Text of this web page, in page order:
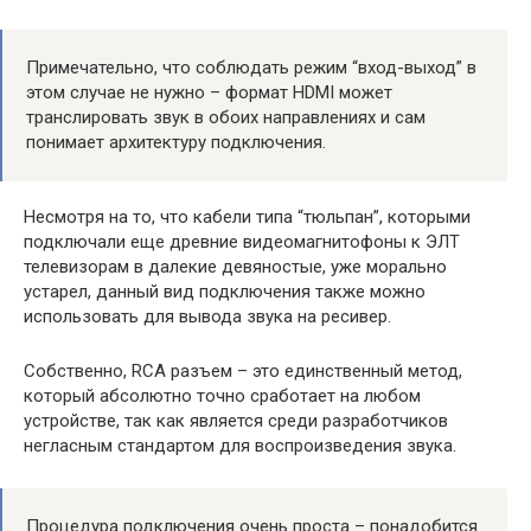
Примечательно, что соблюдать режим “вход-выход” в
этом случае не нужно – формат HDMI может
транслировать звук в обоих направлениях и сам
понимает архитектуру подключения.
Несмотря на то, что кабели типа “тюльпан”, которыми
подключали еще древние видеомагнитофоны к ЭЛТ
телевизорам в далекие девяностые, уже морально
устарел, данный вид подключения также можно
использовать для вывода звука на ресивер.
Собственно, RCA разъем – это единственный метод,
который абсолютно точно сработает на любом
устройстве, так как является среди разработчиков
негласным стандартом для воспроизведения звука.
Процедура подключения очень проста – понадобится